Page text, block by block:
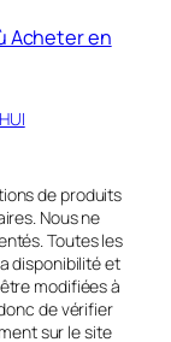
Acheter en
€.
de produits
Nous ne
Toutes les
disponibilité et
modifiées à
de vérifier
sur le site